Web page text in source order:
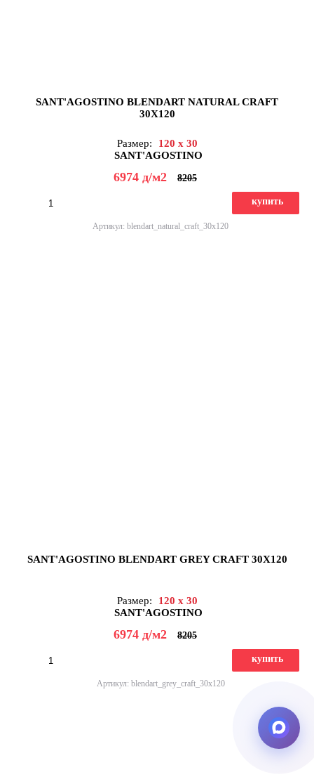
SANT'AGOSTINO BLENDART NATURAL CRAFT
30X120
Размер:
120 x 30
SANT'AGOSTINO
6974 д/м2 8205
купить
Артикул: blendart_natural_craft_30x120
SANT'AGOSTINO BLENDART GREY CRAFT 30X120
Размер:
120 x 30
SANT'AGOSTINO
6974 д/м2 8205
купить
Артикул: blendart_grey_craft_30x120